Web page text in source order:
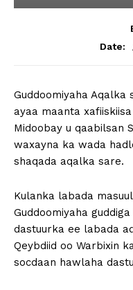
Date:
Guddoomiyaha Aqalka
ayaa maanta
Midoobay u qaabilsan
waxayna ka wada
shaqada aqalka sare.
Kulanka labada
Guddoomiyaha
dastuurka ee labada
Qeybdiid oo Warbixin
socdaan hawlaha